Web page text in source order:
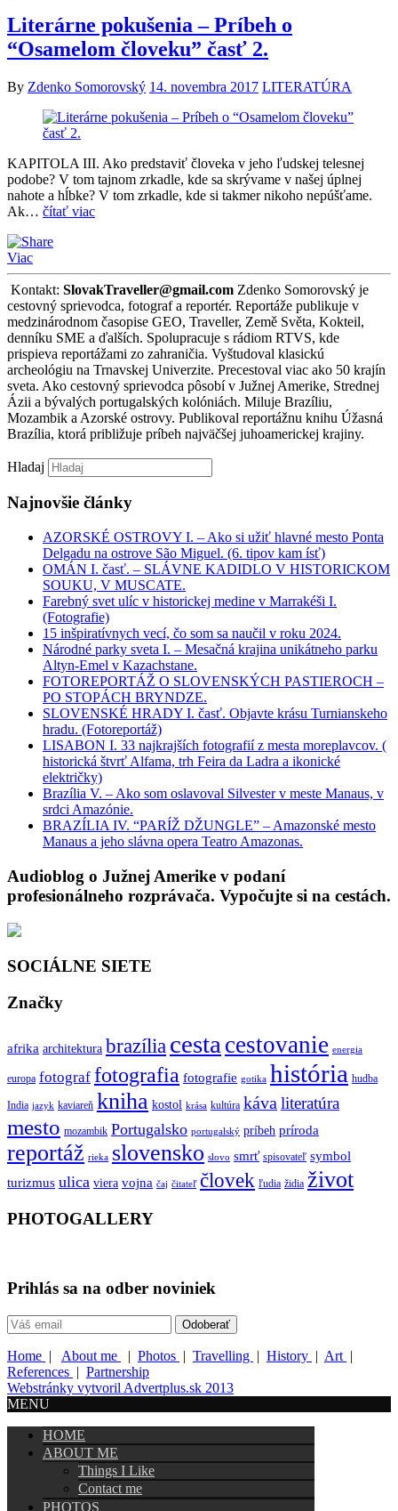
Literárne pokušenia – Príbeh o
“Osamelom človeku” časť 2.
By Zdenko Somorovský 14. novembra 2017 LITERATÚRA
KAPITOLA III. Ako predstaviť človeka v jeho ľudskej telesnej
podobe? V tom tajnom zrkadle, kde sa skrývame v našej úplnej
nahote a hĺbke? V tom zrkadle, kde si takmer nikoho nepúšťame.
Ak… čítať viac
Viac
Kontakt: SlovakTraveller@gmail.com Zdenko Somorovský je
cestovný sprievodca, fotograf a reportér. Reportáže publikuje v
medzinárodnom časopise GEO, Traveller, Země Světa, Kokteil,
denníku SME a ďalších. Spolupracuje s rádiom RTVS, kde
prispieva reportážami zo zahraničia. Vyštudoval klasickú
archeológiu na Trnavskej Univerzite. Precestoval viac ako 50 krajín
sveta. Ako cestovný sprievodca pôsobí v Južnej Amerike, Strednej
Ázii a bývalých portugalských kolóniách. Miluje Brazíliu,
Mozambik a Azorské ostrovy. Publikoval reportážnu knihu Úžasná
Brazília, ktorá približuje príbeh najväčšej juhoamerickej krajiny.
Hladaj
Najnovšie články
AZORSKÉ OSTROVY I. – Ako si užiť hlavné mesto Ponta
Delgadu na ostrove São Miguel. (6. tipov kam ísť)
OMÁN I. časť. – SLÁVNE KADIDLO V HISTORICKOM
SOUKU, V MUSCATE.
Farebný svet ulíc v historickej medine v Marrakéši I.
(Fotografie)
15 inšpiratívnych vecí, čo som sa naučil v roku 2024.
Národné parky sveta I. – Mesačná krajina unikátneho parku
Altyn-Emel v Kazachstane.
FOTOREPORTÁŽ O SLOVENSKÝCH PASTIEROCH –
PO STOPÁCH BRYNDZE.
SLOVENSKÉ HRADY I. časť. Objavte krásu Turnianskeho
hradu. (Fotoreportáž)
LISABON I. 33 najkrajších fotografií z mesta moreplavcov. (
historická štvrť Alfama, trh Feira da Ladra a ikonické
električky)
Brazília V. – Ako som oslavoval Silvester v meste Manaus, v
srdci Amazónie.
BRAZÍLIA IV. “PARÍŽ DŽUNGLE” – Amazonské mesto
Manaus a jeho slávna opera Teatro Amazonas.
Audioblog o Južnej Amerike v podaní
profesionálneho rozprávača. Vypočujte si na cestách.
SOCIÁLNE SIETE
Značky
afrika architektura brazília cesta cestovanie energia
europa fotograf fotografia fotografie gotika história hudba
India jazyk kaviareň kniha kostol krása kultúra káva literatúra
mesto mozambik Portugalsko portugalský príbeh príroda
reportáž rieka slovensko slovo smrť spisovateľ symbol
turizmus ulica viera vojna čaj čitateľ človek ľudia židia život
PHOTOGALLERY
Prihlás sa na odber noviniek
Home | About me | Photos | Travelling | History | Art |
References | Partnership
Webstránky vytvoril Advertplus.sk 2013
MENU
HOME
ABOUT ME
Things I Like
Contact me
PHOTOS